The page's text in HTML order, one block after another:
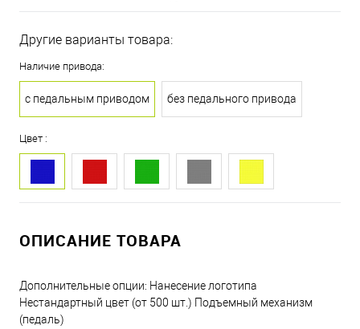
Другие варианты товара:
Наличие привода:
с педальным приводом без педального привода
Цвет :
ОПИСАНИЕ ТОВАРА
Дополнительные опции: Нанесение логотипа
Нестандартный цвет (от 500 шт.) Подъемный механизм
(педаль)